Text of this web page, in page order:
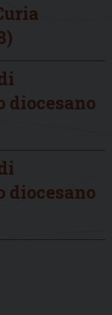
diocesano
diocesano